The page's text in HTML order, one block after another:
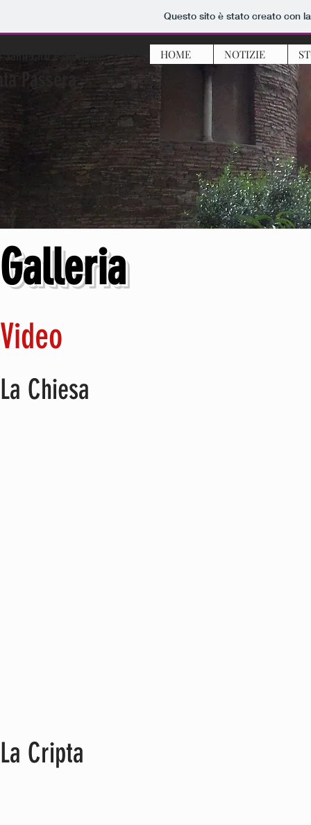
Questo sito è stato creato con
Ciro e Giovanni
Passera
HOME NOTIZIE
Galleria
Video
La Chiesa
La Cripta